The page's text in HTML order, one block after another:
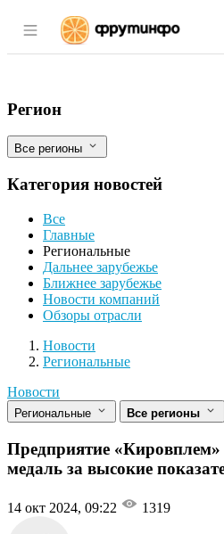
Раздел навигации
Предприятие
Фильтры
Регион
Все регионы
Категория новостей
Все
Главные
Региональные
Дальнее зарубежье
Ближнее зарубежье
Новости компаний
Обзоры отрасли
Новости
Разделы
Новости
Региональные
Новости
Региональные Все регионы
Предприятие
медаль за высокие
14 окт 2024, 09:22 1319